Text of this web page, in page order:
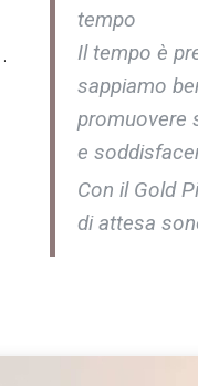
.
tempo
Il tempo è
sappiamo
promuovere
e
Con il Gold
di attesa